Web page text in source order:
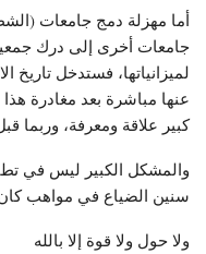
أما مهزلة دمج جامعات
جامعات أخرى إلى درك
لميزانياتها، فستدخل تاريخ
عنها مباشرة بعد مغادرة هذا
كبير علاقة ومعرفة، وربما
والمشكل الكبير ليس في
سنين الضياع في مواهب كان
ولا حول ولا قوة إلا بالله